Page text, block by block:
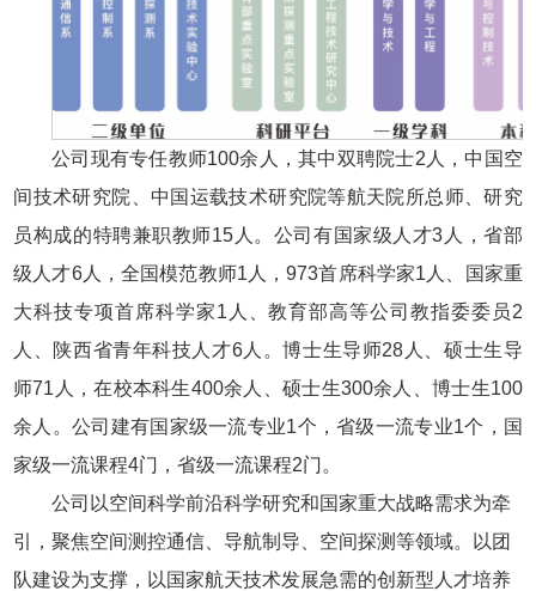
公司现有专任教师100余人，其中双聘院士2人，中国空
间技术研究院、中国运载技术研究院等航天院所总师、研究
员构成的特聘兼职教师15人。公司有国家级人才3人，省部
级人才6人，全国模范教师1人，973首席科学家1人、国家重
大科技专项首席科学家1人、教育部高等公司教指委委员2
人、陕西省青年科技人才6人。博士生导师28人、硕士生导
师71人，在校本科生400余人、硕士生300余人、博士生100
余人。公司建有国家级一流专业1个，省级一流专业1个，国
家级一流课程4门，省级一流课程2门。
公司以空间科学前沿科学研究和国家重大战略需求为牵
引，聚焦空间测控通信、导航制导、空间探测等领域。以团
队建设为支撑，以国家航天技术发展急需的创新型人才培养